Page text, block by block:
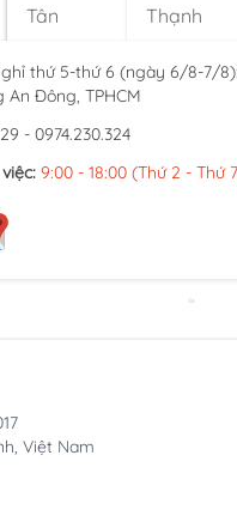
Tân
Thạnh
thứ 5-thứ 6 (ngày 6/8-7/
An Đông, TPHCM
- 0974.230.324
9:00 - 18:00 (Thứ 2 - Thứ
Việt Nam